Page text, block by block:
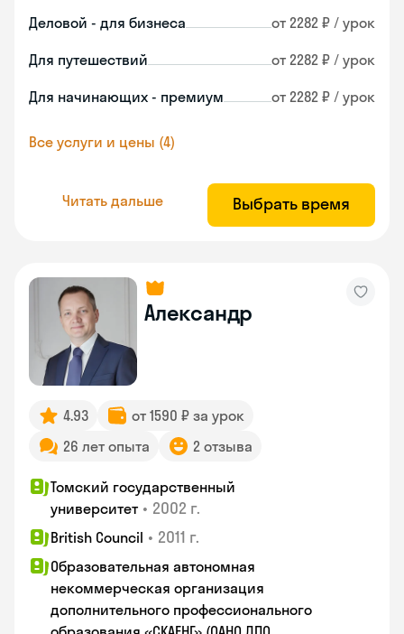
Деловой - для бизнеса от 2282 ₽ / урок
Для путешествий от 2282 ₽ / урок
Для начинающих - премиум от 2282 ₽ / урок
Все услуги и цены (4)
Читать дальше Выбрать время
Александр
4.93
от 1590 ₽ за урок
26 лет опыта
2 отзыва
Томский государственный
университет • 2002 г.
British Council • 2011 г.
Образовательная автономная
некоммерческая организация
дополнительного профессионального